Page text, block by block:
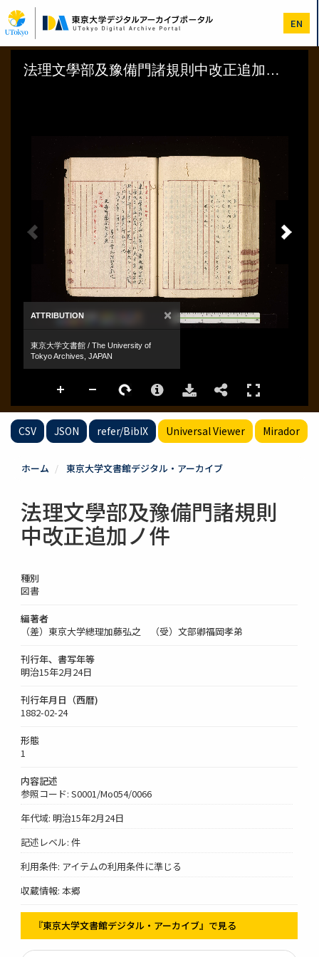
イ
ン
コ
EN
CSV JSON refer/BibIX Universal Viewer Mirador
ホーム 東京大学文書館デジタル・アーカイブ
法理文學部及豫備門諸規則
中改正追加ノ件
種別
図書
編著者
（差）東京大学總理加藤弘之 （受）文部卿福岡孝弟
刊行年、書写年等
明治15年2月24日
刊行年月日（西暦)
1882-02-24
形態
1
内容記述
参照コード: S0001/Mo054/0066
年代域: 明治15年2月24日
記述レベル: 件
利用条件: アイテムの利用条件に準じる
収蔵情報: 本郷
『東京大学文書館デジタル・アーカイブ』で見る